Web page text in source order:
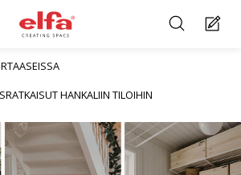
HANKALIIN TILOIHIN